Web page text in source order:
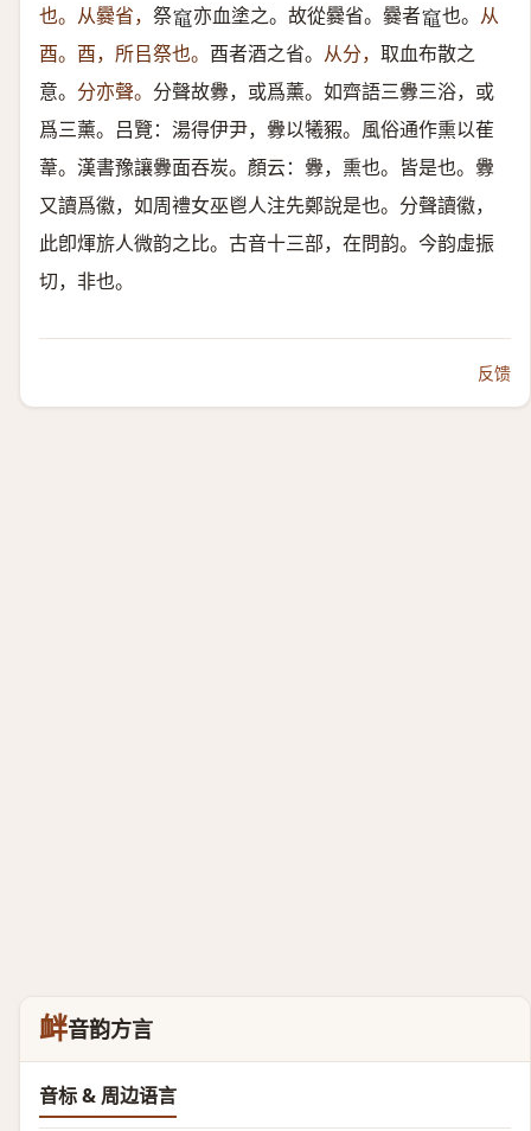
也。从爨省， 祭𫁘 亦血塗之。故從爨省。爨者𫁘 也。 从
酉。酉，所㠯祭也。 酉者酒之省。 从分， 取血布散之
意。 分亦聲。 分聲故釁，或爲薰。如齊語三釁三浴，或
爲三薰。吕覽：湯得伊尹，釁以犧豭。風俗通作熏以萑
葦。漢書豫讓釁面吞炭。顏云：釁，熏也。皆是也。釁
又讀爲徽，如周禮女巫鬯人注先鄭說是也。分聲讀徽，
此卽煇旂人微韵之比。古音十三部，在問韵。今韵虛振
切，非也。
反馈
衅音韵方言
音标 & 周边语言